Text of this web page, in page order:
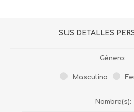
SUS DETALLES
Género:
Masculino
Nombre(s):